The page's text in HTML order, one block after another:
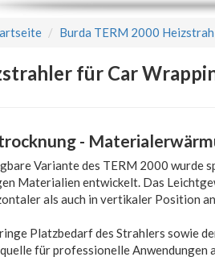
Burda TERM 2000
für Car
-
Variante des TERM 2000 wurde
Materialien entwickelt. Das
als auch in vertikaler Position
Platzbedarf des Strahlers sowie
für professionelle